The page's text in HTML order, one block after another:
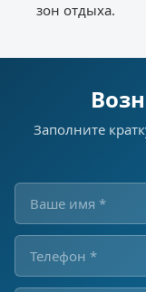
зон отдыха.
Заполните